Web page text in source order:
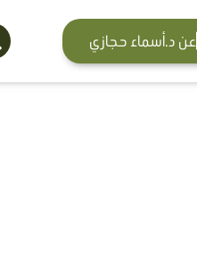
عن د.أسماء حجازي